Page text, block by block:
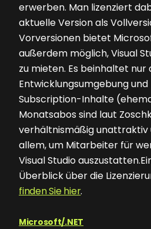
erwerben. Man lizenziert
aktuelle Version als
Vorversionen bietet
außerdem möglich, Visual
zu mieten. Es beinhaltet nur
Entwicklungsumgebung
Subscription-Inhalte
Monatsabos sind laut
verhältnismäßig unattraktiv
allem, um Mitarbeiter für
Visual Studio
Überblick über die
finden Sie hier.
Microsoft/.NET